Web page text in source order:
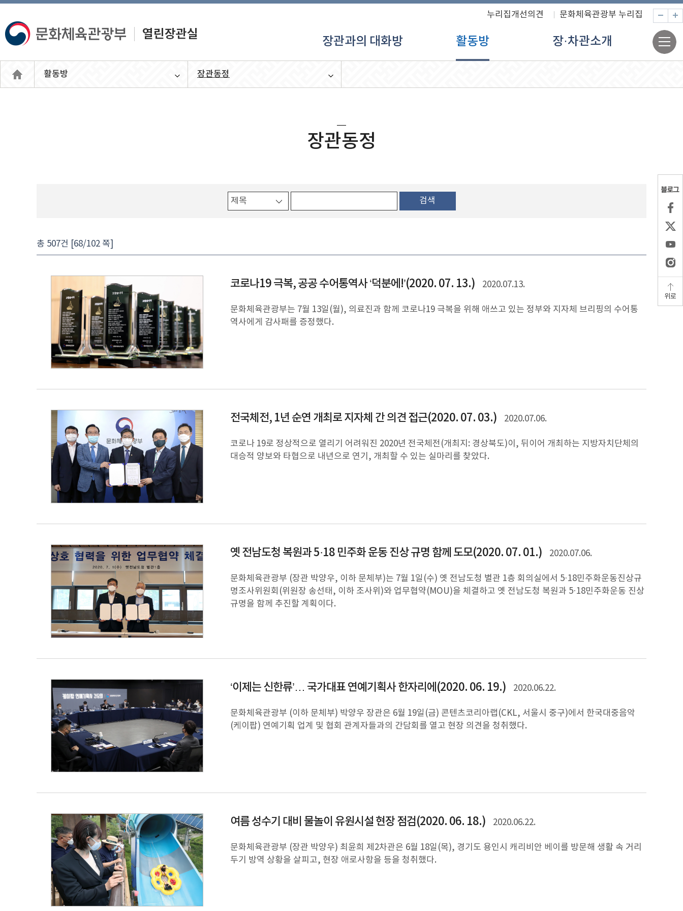
축
누리집개선의견 문화체육관광부 누리집
장관과의 대화방 활동방 장·차관소개
전
체
장관동정
활동방 장관동정
검색
총 507건 [68/102 쪽]
코로나19 극복, 공공 수어통역사 ‘덕분에!’(2020. 07. 13.) 2020.07.13.
문화체육관광부는 7월 13일(월), 의료진과 함께 코로나19 극복을 위해 애쓰고 있는 정부와 지자체 브리핑의 수어통
역사에게 감사패를 증정했다.
전국체전, 1년 순연 개최로 지자체 간 의견 접근(2020. 07. 03.) 2020.07.06.
코로나 19로 정상적으로 열리기 어려워진 2020년 전국체전(개최지: 경상북도)이, 뒤이어 개최하는 지방자치단체의
대승적 양보와 타협으로 내년으로 연기, 개최할 수 있는 실마리를 찾았다.
옛 전남도청 복원과 5·18 민주화 운동 진상 규명 함께 도모(2020. 07. 01.) 2020.07.06.
문화체육관광부 (장관 박양우, 이하 문체부)는 7월 1일(수) 옛 전남도청 별관 1층 회의실에서 5·18민주화운동진상규
명조사위원회(위원장 송선태, 이하 조사위)와 업무협약(MOU)을 체결하고 옛 전남도청 복원과 5·18민주화운동 진상
규명을 함께 추진할 계획이다.
‘이제는 신한류’… 국가대표 연예기획사 한자리에(2020. 06. 19.) 2020.06.22.
문화체육관광부 (이하 문체부) 박양우 장관은 6월 19일(금) 콘텐츠코리아랩(CKL, 서울시 중구)에서 한국대중음악
(케이팝) 연예기획 업계 및 협회 관계자들과의 간담회를 열고 현장 의견을 청취했다.
여름 성수기 대비 물놀이 유원시설 현장 점검(2020. 06. 18.) 2020.06.22.
문화체육관광부 (장관 박양우) 최윤희 제2차관은 6월 18일(목), 경기도 용인시 캐리비안 베이를 방문해 생활 속 거리
두기 방역 상황을 살피고, 현장 애로사항을 등을 청취했다.
위로